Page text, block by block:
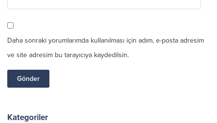
Daha sonraki yorumlarımda kullanılması için adım, e-posta adresim
ve site adresim bu tarayıcıya kaydedilsin.
Kategoriler